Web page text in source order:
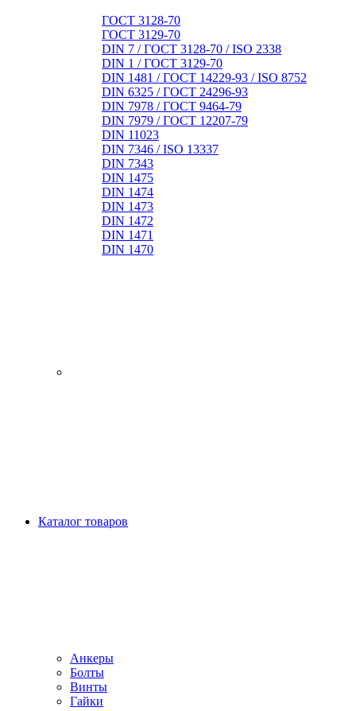
ГОСТ 3128-70
ГОСТ 3129-70
DIN 7 / ГОСТ 3128-70 / ISO 2338
DIN 1 / ГОСТ 3129-70
DIN 1481 / ГОСТ 14229-93 / ISO 8752
DIN 6325 / ГОСТ 24296-93
DIN 7978 / ГОСТ 9464-79
DIN 7979 / ГОСТ 12207-79
DIN 11023
DIN 7346 / ISO 13337
DIN 7343
DIN 1475
DIN 1474
DIN 1473
DIN 1472
DIN 1471
DIN 1470
Каталог товаров
Анкеры
Болты
Винты
Гайки